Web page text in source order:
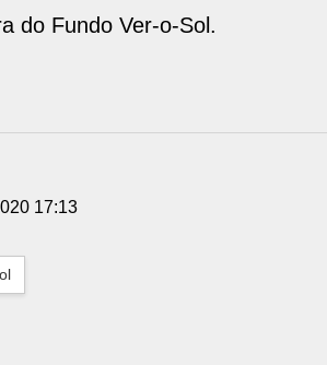
do Fundo Ver-o-Sol.
17:13